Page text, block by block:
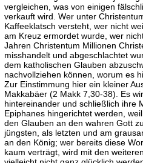
vergleichen, was von einigen
verkauft wird. Wer unter
Kaffeeklatsch versteht, wer nicht
am Kreuz ermordet wurde, wer
Jahren Christentum Millionen
misshandelt und abgeschlachtet
dem katholischen Glauben
nachvollziehen können, worum es
Zur Einstimmung hier ein kleiner
Makkabäer (2 Makk 7,30-38). Es
hintereinander und schließlich ihre
Epiphanes hingerichtet werden,
den Glauben an den wahren Gott
jüngsten, als letzten und am
an den König; wer bereits diese
kaum verträgt, wird mit den